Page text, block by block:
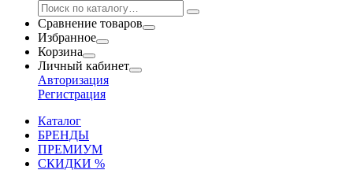
Сравнение товаров
Избранное
Корзина
Личный кабинет
Авторизация
Регистрация
Каталог
БРЕНДЫ
ПРЕМИУМ
СКИДКИ %